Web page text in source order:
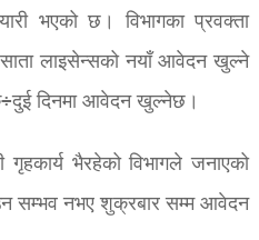
भएको छ। विभागका प्रवक्ता
लाइसेन्सको नयाँ आवेदन खुल्ने
दिनमा आवेदन खुल्नेछ।
भैरहेको विभागले जनाएको
सम्भव नभए शुक्रबार सम्म आवेदन